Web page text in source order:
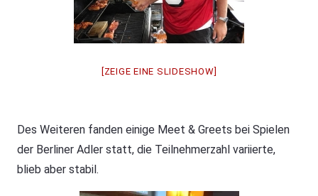
[ZEIGE EINE SLIDESHOW]
Des Weiteren fanden einige Meet & Greets bei Spielen
der Berliner Adler statt, die Teilnehmerzahl variierte,
blieb aber stabil.